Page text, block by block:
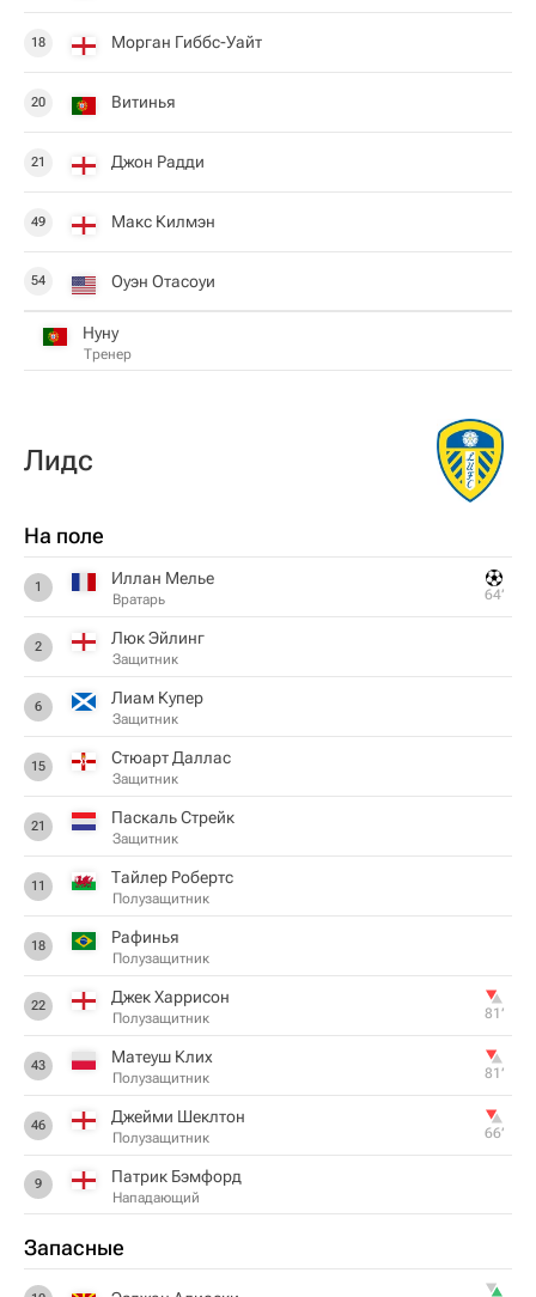
18 Морган Гиббс-Уайт
20 Витинья
21 Джон Радди
49 Макс Килмэн
54 Оуэн Отасоуи
Нуну
Тренер
Лидс
На поле
1 Иллан Мелье
Вратарь 64‎’‎
2 Люк Эйлинг
Защитник
6 Лиам Купер
Защитник
15 Стюарт Даллас
Защитник
21 Паскаль Стрейк
Защитник
11 Тайлер Робертс
Полузащитник
18 Рафинья
Полузащитник
22 Джек Харрисон
Полузащитник 81‎’‎
43 Матеуш Клих
Полузащитник 81‎’‎
46 Джейми Шеклтон
Полузащитник 66‎’‎
9 Патрик Бэмфорд
Нападающий
Запасные